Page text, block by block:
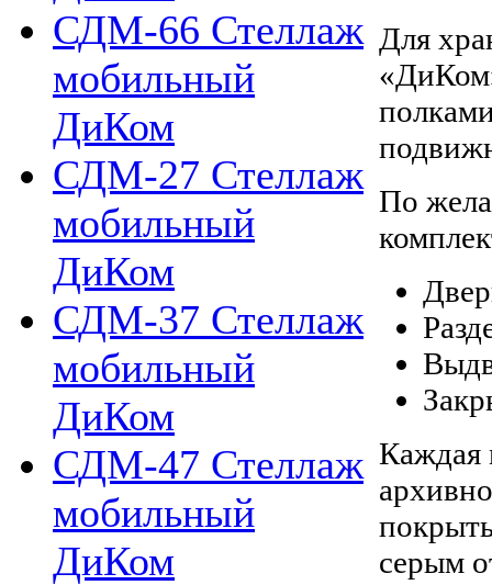
СДМ-66 Стеллаж
мобильный
ДиКом
СДМ-27 Стеллаж
мобильный
ДиКом
СДМ-37 Стеллаж
мобильный
ДиКом
СДМ-47 Стеллаж
мобильный
ДиКом
Для
По
Каждая
серым